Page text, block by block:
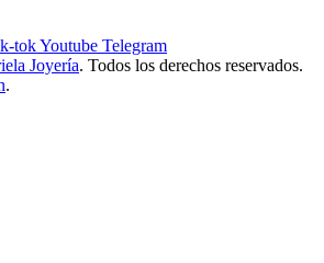
tokYoutube Telegram
Joyería. Todos los derechos reservados.
.